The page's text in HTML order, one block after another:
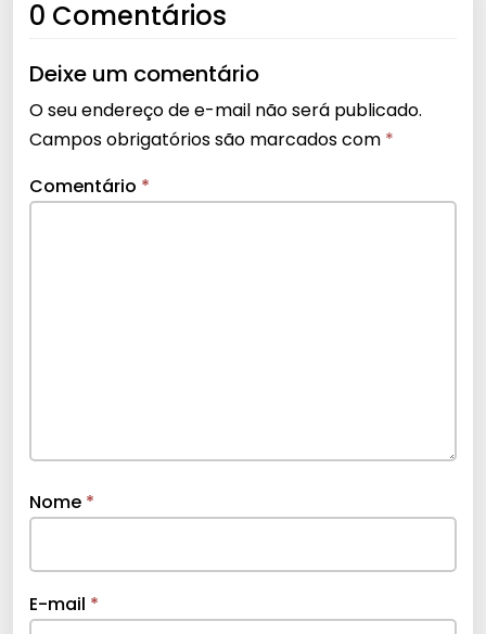
0 Comentários
Deixe um comentário
O seu endereço de e-mail não será publicado.
Campos obrigatórios são marcados com *
Comentário *
Nome *
E-mail *